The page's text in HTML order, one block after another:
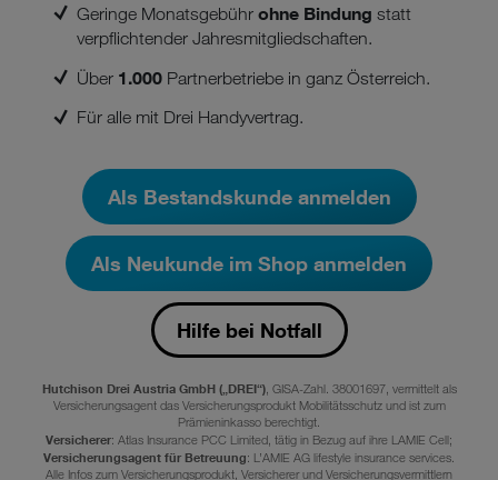
Geringe Monatsgebühr ohne Bindung statt
verpflichtender Jahresmitgliedschaften.
Über 1.000 Partnerbetriebe in ganz Österreich.
Für alle mit Drei Handyvertrag.
Als Bestandskunde anmelden
Als Neukunde im Shop anmelden
Hilfe bei Notfall
Hutchison Drei Austria GmbH („DREI“), GISA-Zahl. 38001697, vermittelt als
Versicherungsagent das Versicherungsprodukt Mobilitätsschutz und ist zum
Prämieninkasso berechtigt.
Versicherer: Atlas Insurance PCC Limited, tätig in Bezug auf ihre LAMIE Cell;
Versicherungsagent für Betreuung: L’AMIE AG lifestyle insurance services.
Alle Infos zum Versicherungsprodukt, Versicherer und Versicherungsvermittlern